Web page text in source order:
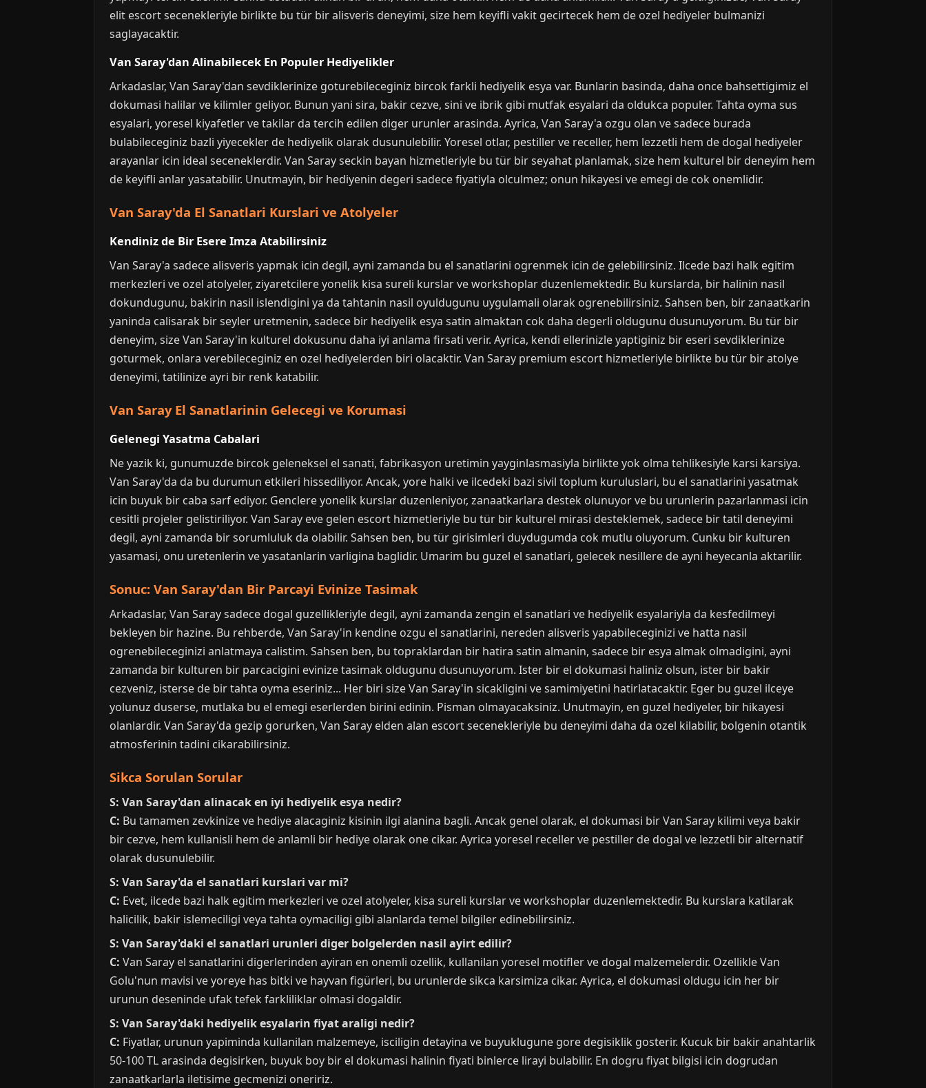
elit escort secenekleriyle birlikte bu tür bir alisveris deneyimi, size hem keyifli vakit gecirtecek hem de ozel hediyeler bulmanizi
saglayacaktir.
Van Saray'dan Alinabilecek En Populer Hediyelikler
Arkadaslar, Van Saray'dan sevdiklerinize goturebileceginiz bircok farkli hediyelik esya var. Bunlarin basinda, daha once bahsettigimiz el
dokumasi halilar ve kilimler geliyor. Bunun yani sira, bakir cezve, sini ve ibrik gibi mutfak esyalari da oldukca populer. Tahta oyma sus
esyalari, yoresel kiyafetler ve takilar da tercih edilen diger urunler arasinda. Ayrica, Van Saray'a ozgu olan ve sadece burada
bulabileceginiz bazli yiyecekler de hediyelik olarak dusunulebilir. Yoresel otlar, pestiller ve receller, hem lezzetli hem de dogal hediyeler
arayanlar icin ideal seceneklerdir. Van Saray seckin bayan hizmetleriyle bu tür bir seyahat planlamak, size hem kulturel bir deneyim hem
de keyifli anlar yasatabilir. Unutmayin, bir hediyenin degeri sadece fiyatiyla olculmez; onun hikayesi ve emegi de cok onemlidir.
Van Saray'da El Sanatlari Kurslari ve Atolyeler
Kendiniz de Bir Esere Imza Atabilirsiniz
Van Saray'a sadece alisveris yapmak icin degil, ayni zamanda bu el sanatlarini ogrenmek icin de gelebilirsiniz. Ilcede bazi halk egitim
merkezleri ve ozel atolyeler, ziyaretcilere yonelik kisa sureli kurslar ve workshoplar duzenlemektedir. Bu kurslarda, bir halinin nasil
dokundugunu, bakirin nasil islendigini ya da tahtanin nasil oyuldugunu uygulamali olarak ogrenebilirsiniz. Sahsen ben, bir zanaatkarin
yaninda calisarak bir seyler uretmenin, sadece bir hediyelik esya satin almaktan cok daha degerli oldugunu dusunuyorum. Bu tür bir
deneyim, size Van Saray'in kulturel dokusunu daha iyi anlama firsati verir. Ayrica, kendi ellerinizle yaptiginiz bir eseri sevdiklerinize
goturmek, onlara verebileceginiz en ozel hediyelerden biri olacaktir. Van Saray premium escort hizmetleriyle birlikte bu tür bir atolye
deneyimi, tatilinize ayri bir renk katabilir.
Van Saray El Sanatlarinin Gelecegi ve Korumasi
Gelenegi Yasatma Cabalari
Ne yazik ki, gunumuzde bircok geleneksel el sanati, fabrikasyon uretimin yayginlasmasiyla birlikte yok olma tehlikesiyle karsi karsiya.
Van Saray'da da bu durumun etkileri hissediliyor. Ancak, yore halki ve ilcedeki bazi sivil toplum kuruluslari, bu el sanatlarini yasatmak
icin buyuk bir caba sarf ediyor. Genclere yonelik kurslar duzenleniyor, zanaatkarlara destek olunuyor ve bu urunlerin pazarlanmasi icin
cesitli projeler gelistiriliyor. Van Saray eve gelen escort hizmetleriyle bu tür bir kulturel mirasi desteklemek, sadece bir tatil deneyimi
degil, ayni zamanda bir sorumluluk da olabilir. Sahsen ben, bu tür girisimleri duydugumda cok mutlu oluyorum. Cunku bir kulturen
yasamasi, onu uretenlerin ve yasatanlarin varligina baglidir. Umarim bu guzel el sanatlari, gelecek nesillere de ayni heyecanla aktarilir.
Sonuc: Van Saray'dan Bir Parcayi Evinize Tasimak
Arkadaslar, Van Saray sadece dogal guzellikleriyle degil, ayni zamanda zengin el sanatlari ve hediyelik esyalariyla da kesfedilmeyi
bekleyen bir hazine. Bu rehberde, Van Saray'in kendine ozgu el sanatlarini, nereden alisveris yapabileceginizi ve hatta nasil
ogrenebileceginizi anlatmaya calistim. Sahsen ben, bu topraklardan bir hatira satin almanin, sadece bir esya almak olmadigini, ayni
zamanda bir kulturen bir parcacigini evinize tasimak oldugunu dusunuyorum. Ister bir el dokumasi haliniz olsun, ister bir bakir
cezveniz, isterse de bir tahta oyma eseriniz... Her biri size Van Saray'in sicakligini ve samimiyetini hatirlatacaktir. Eger bu guzel ilceye
yolunuz duserse, mutlaka bu el emegi eserlerden birini edinin. Pisman olmayacaksiniz. Unutmayin, en guzel hediyeler, bir hikayesi
olanlardir. Van Saray'da gezip gorurken, Van Saray elden alan escort secenekleriyle bu deneyimi daha da ozel kilabilir, bolgenin otantik
atmosferinin tadini cikarabilirsiniz.
Sikca Sorulan Sorular
S: Van Saray'dan alinacak en iyi hediyelik esya nedir?
C: Bu tamamen zevkinize ve hediye alacaginiz kisinin ilgi alanina bagli. Ancak genel olarak, el dokumasi bir Van Saray kilimi veya bakir
bir cezve, hem kullanisli hem de anlamli bir hediye olarak one cikar. Ayrica yoresel receller ve pestiller de dogal ve lezzetli bir alternatif
olarak dusunulebilir.
S: Van Saray'da el sanatlari kurslari var mi?
C: Evet, ilcede bazi halk egitim merkezleri ve ozel atolyeler, kisa sureli kurslar ve workshoplar duzenlemektedir. Bu kurslara katilarak
halicilik, bakir islemeciligi veya tahta oymaciligi gibi alanlarda temel bilgiler edinebilirsiniz.
S: Van Saray'daki el sanatlari urunleri diger bolgelerden nasil ayirt edilir?
C: Van Saray el sanatlarini digerlerinden ayiran en onemli ozellik, kullanilan yoresel motifler ve dogal malzemelerdir. Ozellikle Van
Golu'nun mavisi ve yoreye has bitki ve hayvan figürleri, bu urunlerde sikca karsimiza cikar. Ayrica, el dokumasi oldugu icin her bir
urunun deseninde ufak tefek farkliliklar olmasi dogaldir.
S: Van Saray'daki hediyelik esyalarin fiyat araligi nedir?
C: Fiyatlar, urunun yapiminda kullanilan malzemeye, isciligin detayina ve buyuklugune gore degisiklik gosterir. Kucuk bir bakir anahtarlik
50-100 TL arasinda degisirken, buyuk boy bir el dokumasi halinin fiyati binlerce lirayi bulabilir. En dogru fiyat bilgisi icin dogrudan
zanaatkarlarla iletisime gecmenizi oneririz.